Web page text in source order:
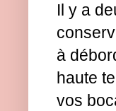
Il y a
à
haute
vos